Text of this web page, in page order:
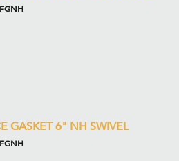
GASKET 6" NH SWIVEL